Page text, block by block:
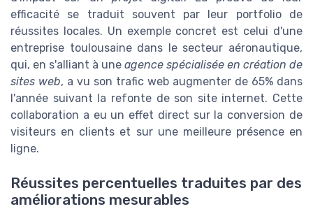
efficacité se traduit souvent par leur portfolio de
réussites locales. Un exemple concret est celui d'une
entreprise toulousaine dans le secteur aéronautique,
qui, en s'alliant à une agence spécialisée en création de
sites web, a vu son trafic web augmenter de 65% dans
l'année suivant la refonte de son site internet. Cette
collaboration a eu un effet direct sur la conversion de
visiteurs en clients et sur une meilleure présence en
ligne.
Réussites percentuelles traduites par des
améliorations mesurables